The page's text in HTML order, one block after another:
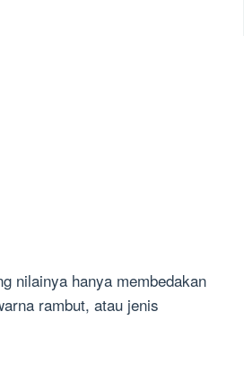
nilainya hanya membedakan
rambut, atau jenis